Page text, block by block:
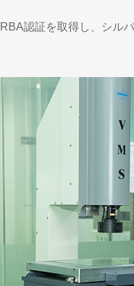
認証を取得し、シル